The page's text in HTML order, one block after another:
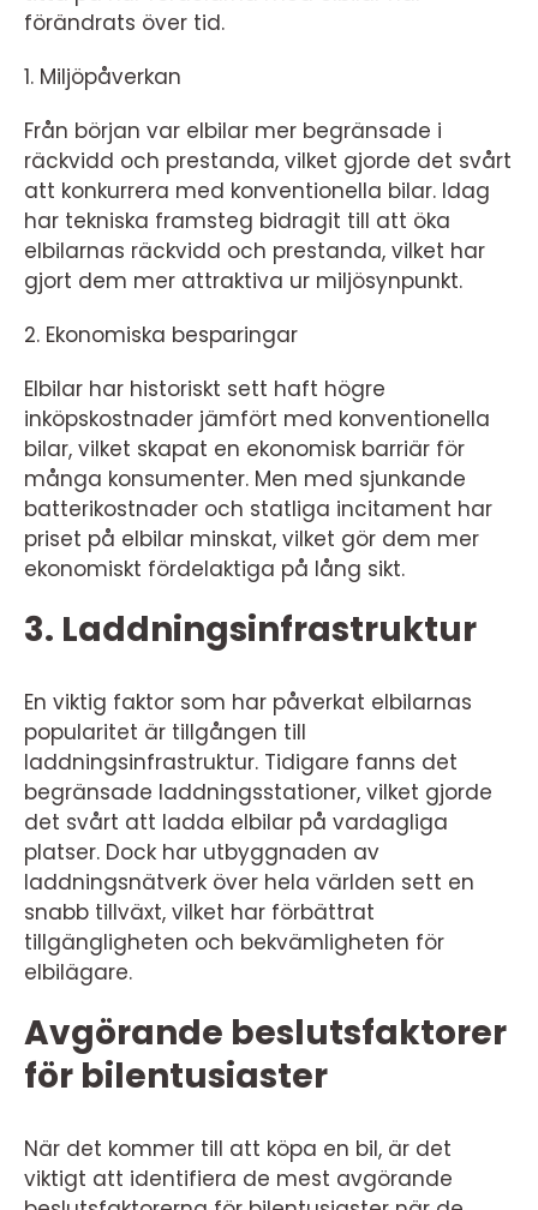
förändrats över tid.
1. Miljöpåverkan
Från början var elbilar mer begränsade i
räckvidd och prestanda, vilket gjorde det svårt
att konkurrera med konventionella bilar. Idag
har tekniska framsteg bidragit till att öka
elbilarnas räckvidd och prestanda, vilket har
gjort dem mer attraktiva ur miljösynpunkt.
2. Ekonomiska besparingar
Elbilar har historiskt sett haft högre
inköpskostnader jämfört med konventionella
bilar, vilket skapat en ekonomisk barriär för
många konsumenter. Men med sjunkande
batterikostnader och statliga incitament har
priset på elbilar minskat, vilket gör dem mer
ekonomiskt fördelaktiga på lång sikt.
3. Laddningsinfrastruktur
En viktig faktor som har påverkat elbilarnas
popularitet är tillgången till
laddningsinfrastruktur. Tidigare fanns det
begränsade laddningsstationer, vilket gjorde
det svårt att ladda elbilar på vardagliga
platser. Dock har utbyggnaden av
laddningsnätverk över hela världen sett en
snabb tillväxt, vilket har förbättrat
tillgängligheten och bekvämligheten för
elbilägare.
Avgörande beslutsfaktorer
för bilentusiaster
När det kommer till att köpa en bil, är det
viktigt att identifiera de mest avgörande